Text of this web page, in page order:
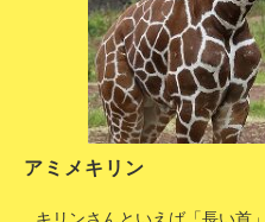
アミメキリン
キリンさんといえば「長い首